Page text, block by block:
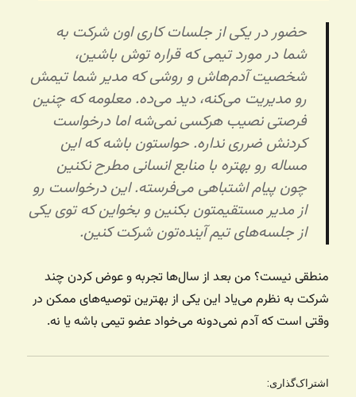
حضور در یکی از جلسات کاری اون شرکت به
شما در مورد تیمی که قراره توش باشین،
شخصیت‌ آدم‌هاش و روشی که مدیر شما تیمش
رو مدیریت می‌کنه، دید می‌ده. معلومه که چنین
فرصتی نصیب هرکسی نمی‌شه اما درخواست
کردنش ضرری نداره. حواستون باشه که این
مساله رو بهتره با منابع انسانی مطرح نکنین
چون پیام اشتباهی می‌فرسته. این درخواست رو
از مدیر مستقیمتون بکنین و بخواین که توی یکی
از جلسه‌های تیم آینده‌تون شرکت کنین.
منطقی نیست؟ من بعد از سال‌ها تجربه و عوض کردن چند
شرکت به نظرم می‌یاد این یکی از بهترین توصیه‌های ممکن در
وقتی است که آدم نمی‌دونه می‌خواد عضو تیمی باشه یا نه.
اشتراک‌گذاری: